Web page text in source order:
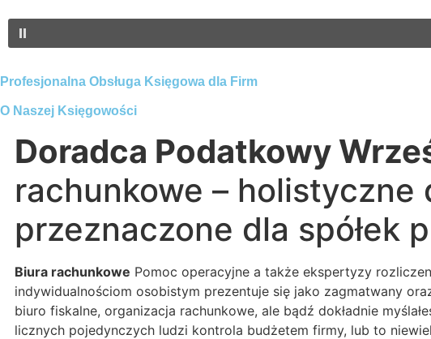
Profesjonalna Obsługa Księgowa dla Firm
O Naszej Księgowości
Doradca Podatkowy
rachunkowe – holistyczne
przeznaczone dla spółek
Biura rachunkowe Pomoc operacyjne a także ekspertyzy
indywidualnościom osobistym prezentuje się jako zagmatwany
biuro fiskalne, organizacja rachunkowe, ale bądź dokładnie
licznych pojedynczych ludzi kontrola budżetem firmy, lub to